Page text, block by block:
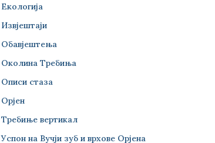
Екологија
Извјештаји
Обавјештења
Околина Требиња
Описи стаза
Орјен
Требиње вертикал
Успон на Вучји зуб и врхове Орјена